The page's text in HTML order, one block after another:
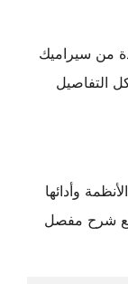
من سيراميك
التفاصيل
وأدائها
مع شرح مفصل